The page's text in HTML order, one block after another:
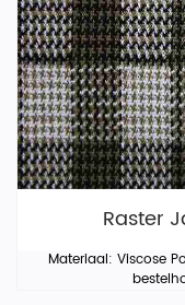
Raster
Materiaal: Viscose